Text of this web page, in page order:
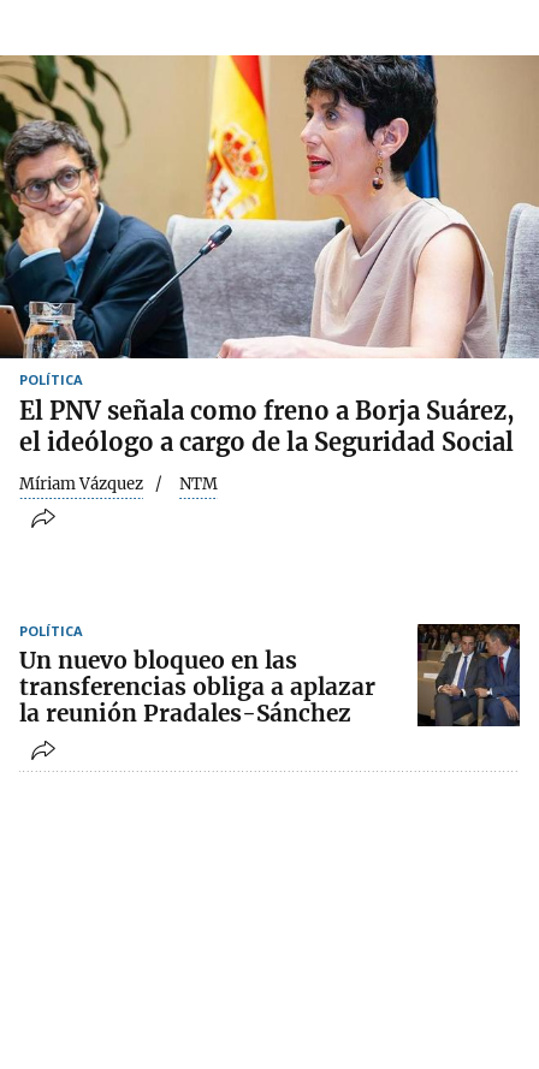
POLÍTICA
El PNV señala como freno a Borja Suárez,
el ideólogo a cargo de la Seguridad Social
Míriam Vázquez NTM
POLÍTICA
Un nuevo bloqueo en las
transferencias obliga a aplazar
la reunión Pradales-Sánchez